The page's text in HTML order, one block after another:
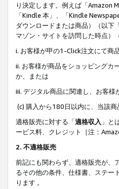
り決定します。例えば「Amazon
「Kindle 本」、「Kindle
ダウンロードまたは商品）（以下
マゾン・サイトを訪問した時点）
i. お客様が甲の1-Click注文にて商
ii. お客様が商品をショッピングカ
か、または
iii. デジタル商品に関連し、お客
(c) 購入から180日以内に、当該
適格販売に対する「適格収入 」と
ービス料、クレジット［注：
2. 不適格販売
前記にも関わらず、適格販売が、
るその他の条件、仕様書、ステー
ります 。